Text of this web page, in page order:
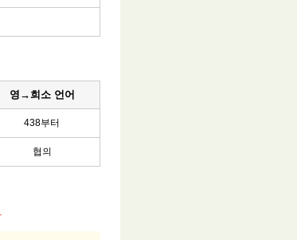
영→희소 언어
438부터
협의